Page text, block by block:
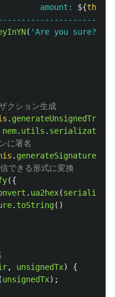
amount: ${this
( 'Are you sure?:
ション生成
.
nem. utils . serialization
に署名
. generateSignature
きる形式に変換
({
. ua2hex(serializeTx
. toString()
, unsignedTx)
{
(unsignedTx);